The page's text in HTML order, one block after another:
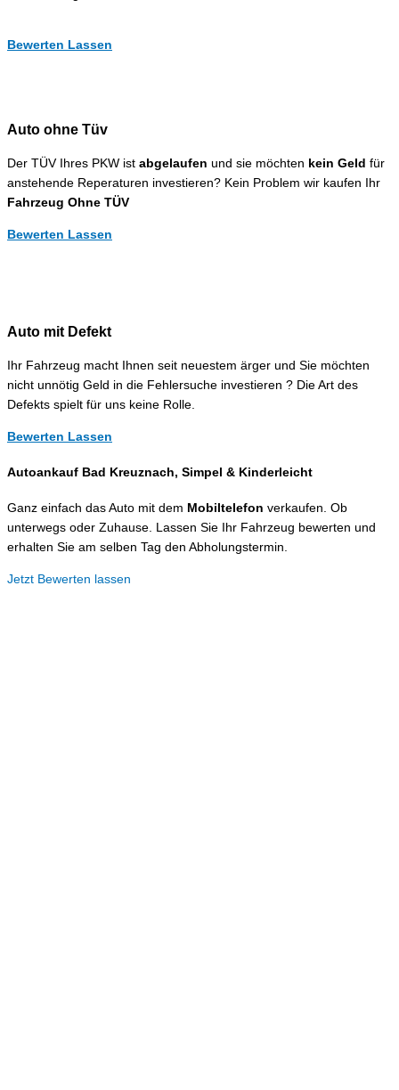
Bewerten Lassen
Auto ohne Tüv
Der TÜV Ihres PKW ist abgelaufen und sie möchten kein Geld für
anstehende Reperaturen investieren? Kein Problem wir kaufen Ihr
Fahrzeug Ohne TÜV
Bewerten Lassen
Auto mit Defekt
Ihr Fahrzeug macht Ihnen seit neuestem ärger und Sie möchten
nicht unnötig Geld in die Fehlersuche investieren ? Die Art des
Defekts spielt für uns keine Rolle.
Bewerten Lassen
Autoankauf Bad Kreuznach, Simpel & Kinderleicht
Ganz einfach das Auto mit dem Mobiltelefon verkaufen. Ob
unterwegs oder Zuhause. Lassen Sie Ihr Fahrzeug bewerten und
erhalten Sie am selben Tag den Abholungstermin.
Jetzt Bewerten lassen